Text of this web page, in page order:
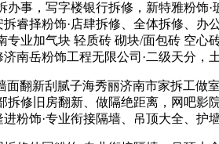
办事，写字楼银行拆修，新特雅粉
睿择粉饰·店肆拆修、全体拆修、
专业加气块 轻质砖 砌块/面包砖 空
南岳粉饰工程无限公司·二级天分，
新刮腻子海秀丽济南市家拆工做室
拆修旧房翻新、做隔绝距离，网吧
粉饰·专业衔接隔墙、吊顶大全、护